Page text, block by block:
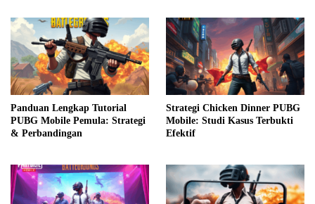
Panduan Lengkap Tutorial
PUBG Mobile Pemula: Strategi
& Perbandingan
Strategi Chicken Dinner PUBG
Mobile: Studi Kasus Terbukti
Efektif